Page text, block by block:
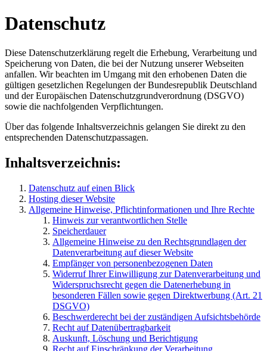
Datenschutz
Diese Datenschutzerklärung regelt die Erhebung, Verarbeitung und
Speicherung von Daten, die bei der Nutzung unserer Webseiten
anfallen. Wir beachten im Umgang mit den erhobenen Daten die
gültigen gesetzlichen Regelungen der Bundesrepublik Deutschland
und der Europäischen Datenschutzgrundverordnung (DSGVO)
sowie die nachfolgenden Verpflichtungen.
Über das folgende Inhaltsverzeichnis gelangen Sie direkt zu den
entsprechenden Datenschutzpassagen.
Inhaltsverzeichnis:
Datenschutz auf einen Blick
Hosting dieser Website
Allgemeine Hinweise, Pflichtinformationen und Ihre Rechte
Hinweis zur verantwortlichen Stelle
Speicherdauer
Allgemeine Hinweise zu den Rechtsgrundlagen der
Datenverarbeitung auf dieser Website
Empfänger von personenbezogenen Daten
Widerruf Ihrer Einwilligung zur Datenverarbeitung und
Widerspruchsrecht gegen die Datenerhebung in
besonderen Fällen sowie gegen Direktwerbung (Art. 21
DSGVO)
Beschwerderecht bei der zuständigen Aufsichtsbehörde
Recht auf Datenübertragbarkeit
Auskunft, Löschung und Berichtigung
Recht auf Einschränkung der Verarbeitung